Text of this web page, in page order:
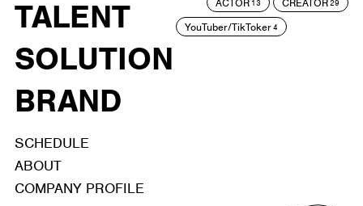
TALENT
SOLUTION
BRAND
ACTOR 13 CREATOR29
YouTuber/TikToker4
SCHEDULE
ABOUT
COMPANY PROFILE